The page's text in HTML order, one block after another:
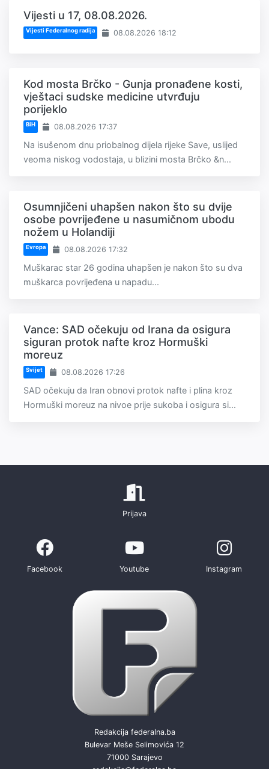
Vijesti u 17, 08.08.2026.
Vijesti Federalnog radija 08.08.2026 18:12
Kod mosta Brčko - Gunja pronađene kosti,
vještaci sudske medicine utvrđuju
porijeklo
BiH 08.08.2026 17:37
Na isušenom dnu priobalnog dijela rijeke Save, uslijed
veoma niskog vodostaja, u blizini mosta Brčko &n...
Osumnjičeni uhapšen nakon što su dvije
osobe povrijeđene u nasumičnom ubodu
nožem u Holandiji
Evropa 08.08.2026 17:32
Muškarac star 26 godina uhapšen je nakon što su dva
muškarca povrijeđena u napadu...
Vance: SAD očekuju od Irana da osigura
siguran protok nafte kroz Hormuški
moreuz
Svijet 08.08.2026 17:26
SAD očekuju da Iran obnovi protok nafte i plina kroz
Hormuški moreuz na nivoe prije sukoba i osigura si...
Prijava
Facebook Youtube Instagram
Redakcija federalna.ba
Bulevar Meše Selimovića 12
71000 Sarajevo